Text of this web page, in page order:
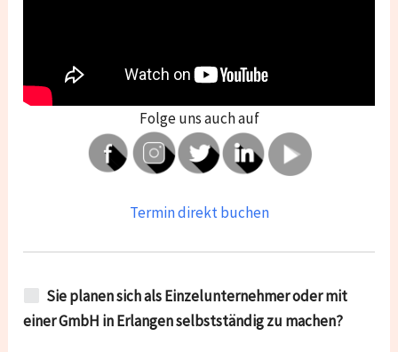
Folge uns auch auf
Termin direkt buchen
Sie planen sich als Einzelunternehmer oder mit
einer GmbH in Erlangen selbstständig zu machen?